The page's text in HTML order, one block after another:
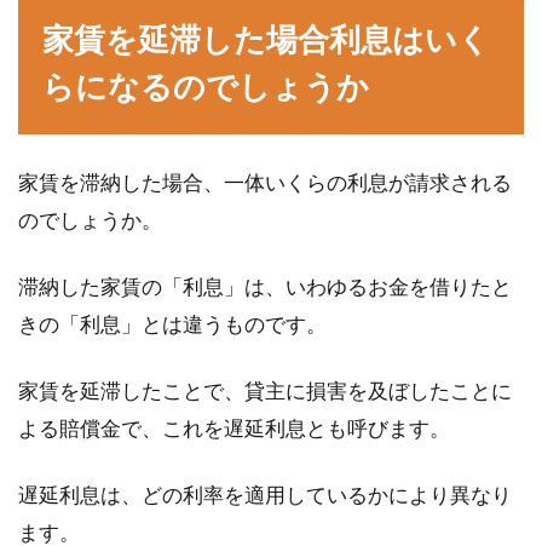
率を調べる方法は？
建物を新築や増築、改築する際、「容積率」
「建蔽率」という言葉を聞くことがあるでしょ
テレビをアンテナ線なしで観る方
法！DLNAでワイヤレス通信
ょうか。テレビをアンテナ線なしでワイヤレス
で観る...
家賃を延滞した場合利息はいく
らになるのでしょうか
家賃を滞納した場合、一体いくらの利息が請求される
のでしょうか。
滞納した家賃の「利息」は、いわゆるお金を借りたと
きの「利息」とは違うものです。
家賃を延滞したことで、貸主に損害を及ぼしたことに
よる賠償金で、これを遅延利息とも呼びます。
遅延利息は、どの利率を適用しているかにより異なり
ます。